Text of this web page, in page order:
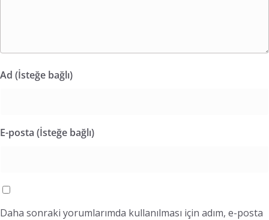
Ad (İsteğe bağlı)
E-posta (İsteğe bağlı)
Daha sonraki yorumlarımda kullanılması için adım, e-posta